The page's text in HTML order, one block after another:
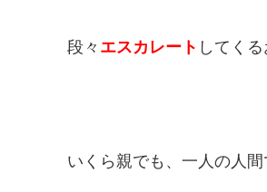
段々 エスカレート してく
いくら親でも、一人の人